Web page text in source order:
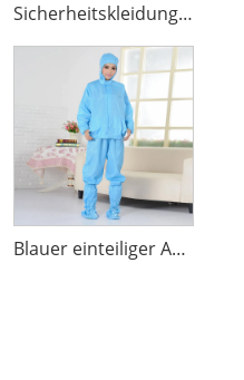
Sicherheitskleidung ESD-Kittel
Blauer einteiliger Anzug, antistatische Kleidung